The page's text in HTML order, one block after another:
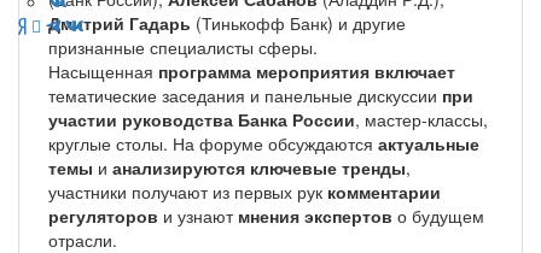
Дмитрий Гадарь (Тинькофф Банк) и другие
признанные специалисты сферы.
Насыщенная программа мероприятия включает
тематические заседания и панельные дискуссии при
участии руководства Банка России, мастер-классы,
круглые столы. На форуме обсуждаются актуальные
темы и анализируются ключевые тренды,
участники получают из первых рук комментарии
регуляторов и узнают мнения экспертов о будущем
отрасли.